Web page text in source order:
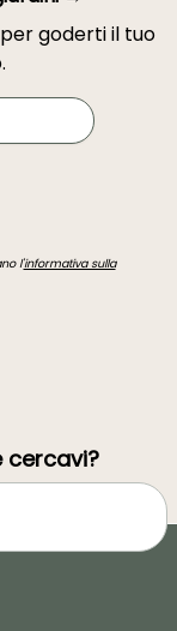
goderti il tuo
l'informativa sulla
cercavi?